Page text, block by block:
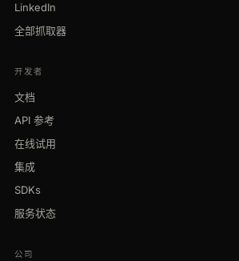
LinkedIn
全部抓取器
开发者
文档
API 参考
在线试用
集成
SDKs
服务状态
公司